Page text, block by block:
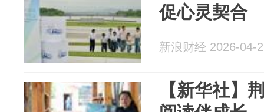
促心灵契合
新浪财经 2026-04-
【新华社】